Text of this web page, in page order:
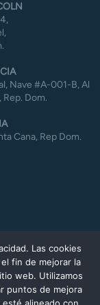
Nave #A-001-B, Al
Rep. Dom.
Cana, Rep Dom.
Las cookies
fin de mejorar la
web. Utilizamos
puntos de mejora
alineado con